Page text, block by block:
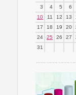
3
4 5 6
10
11 12 13
17
18 19 20
24
25 26 27
31